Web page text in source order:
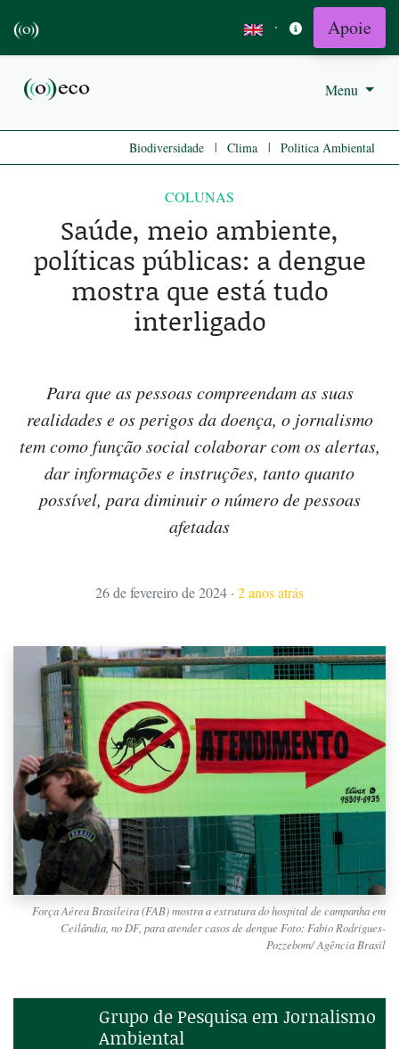
· Apoie
Menu
Biodiversidade | Clima | Politica Ambiental
COLUNAS
Saúde, meio ambiente,
políticas públicas: a dengue
mostra que está tudo
interligado
Para que as pessoas compreendam as suas
realidades e os perigos da doença, o jornalismo
tem como função social colaborar com os alertas,
dar informações e instruções, tanto quanto
possível, para diminuir o número de pessoas
afetadas
26 de fevereiro de 2024 · 2 anos atrás
Força Aérea Brasileira (FAB) mostra a estrutura do hospital de campanha em
Ceilândia, no DF, para atender casos de dengue Foto: Fabio Rodrigues-
Pozzebom/ Agência Brasil
Grupo de Pesquisa em Jornalismo
Ambiental